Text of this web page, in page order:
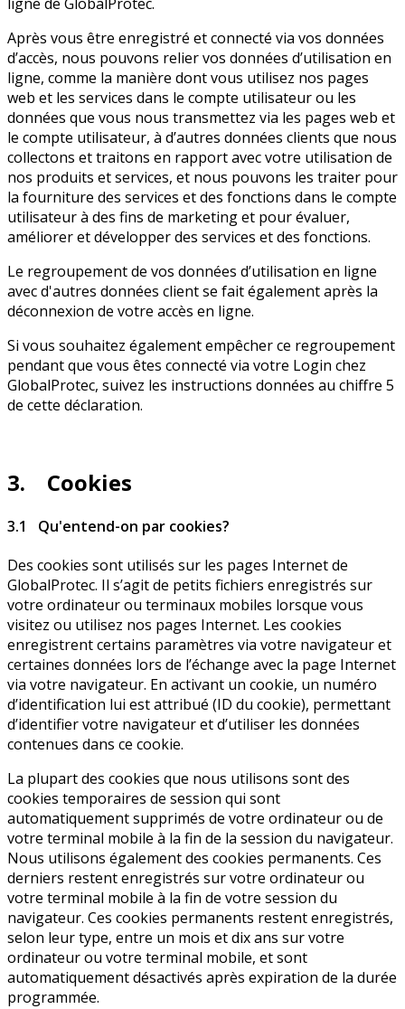
Après vous être enregistré et connecté via vos données
d’accès, nous pouvons relier vos données d’utilisation en
ligne, comme la manière dont vous utilisez nos pages
web et les services dans le compte utilisateur ou les
données que vous nous transmettez via les pages web et
le compte utilisateur, à d’autres données clients que nous
collectons et traitons en rapport avec votre utilisation de
nos produits et services, et nous pouvons les traiter pour
la fourniture des services et des fonctions dans le compte
utilisateur à des fins de marketing et pour évaluer,
améliorer et développer des services et des fonctions.
Le regroupement de vos données d’utilisation en ligne
avec d'autres données client se fait également après la
déconnexion de votre accès en ligne.
Si vous souhaitez également empêcher ce regroupement
pendant que vous êtes connecté via votre Login chez
GlobalProtec, suivez les instructions données au chiffre 5
de cette déclaration.
3. Cookies
3.1 Qu'entend-on par cookies?
Des cookies sont utilisés sur les pages Internet de
GlobalProtec. Il s’agit de petits fichiers enregistrés sur
votre ordinateur ou terminaux mobiles lorsque vous
visitez ou utilisez nos pages Internet. Les cookies
enregistrent certains paramètres via votre navigateur et
certaines données lors de l’échange avec la page Internet
via votre navigateur. En activant un cookie, un numéro
d’identification lui est attribué (ID du cookie), permettant
d’identifier votre navigateur et d’utiliser les données
contenues dans ce cookie.
La plupart des cookies que nous utilisons sont des
cookies temporaires de session qui sont
automatiquement supprimés de votre ordinateur ou de
votre terminal mobile à la fin de la session du navigateur.
Nous utilisons également des cookies permanents. Ces
derniers restent enregistrés sur votre ordinateur ou
votre terminal mobile à la fin de votre session du
navigateur. Ces cookies permanents restent enregistrés,
selon leur type, entre un mois et dix ans sur votre
ordinateur ou votre terminal mobile, et sont
automatiquement désactivés après expiration de la durée
programmée.